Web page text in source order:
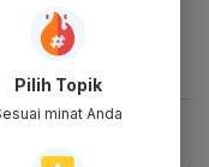
Pilih Topik
minat Anda